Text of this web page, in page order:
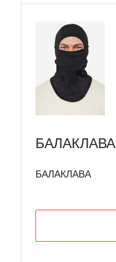
БАЛАКЛАВА
БАЛАКЛАВА